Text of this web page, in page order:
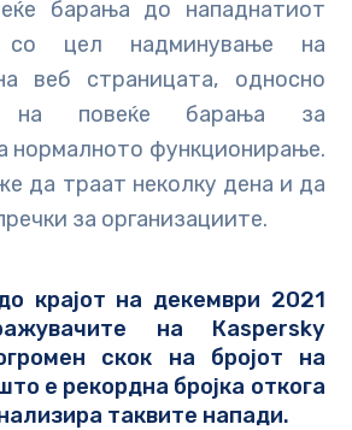
барања до нападнатиот
со цел надминување на
веб страницата, односно
на повеќе барања за
нормалното функционирање.
да траат неколку дена и да
за организациите.
крајот на декември 2021
на Кaspersky
скок на бројот на
е рекордна бројка откога
таквите напади.